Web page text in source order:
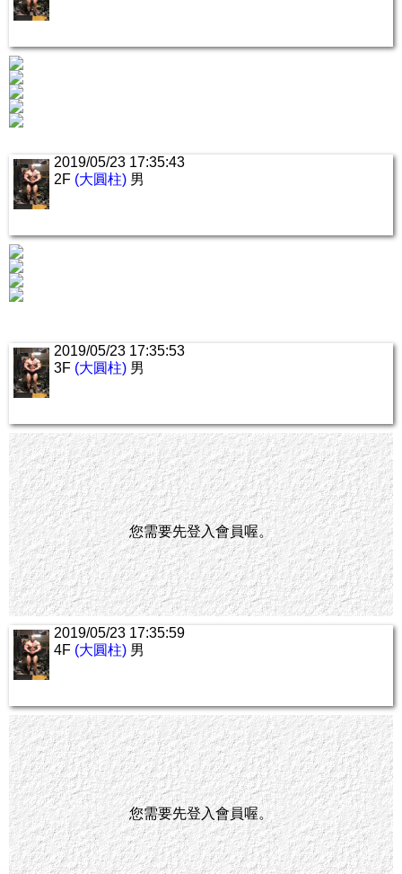
2019/05/23 17:35:43
2F (大圓柱) 男
2019/05/23 17:35:53
3F (大圓柱) 男
您需要先登入會員喔。
2019/05/23 17:35:59
4F (大圓柱) 男
您需要先登入會員喔。